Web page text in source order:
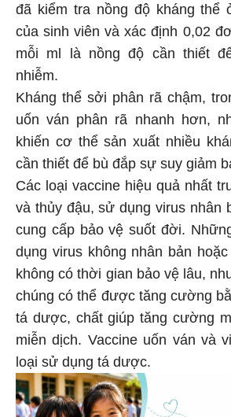
đã kiểm tra nồng độ kháng thể
của sinh viên và xác định 0,02
mỗi ml là nồng độ cần thiết
nhiễm.
Kháng thể sởi phân rã chậm,
uốn ván phân rã nhanh hơn,
khiến cơ thể sản xuất nhiều
cần thiết để bù đắp sự suy giảm
Các loại vaccine hiệu quả nhất
và thủy đậu, sử dụng virus nhân
cung cấp bảo vệ suốt đời.
dụng virus không nhân bản
không có thời gian bảo vệ lâu,
chúng có thể được tăng cường
tá dược, chất giúp tăng cường
miễn dịch. Vaccine uốn ván và
loại sử dụng tá dược.